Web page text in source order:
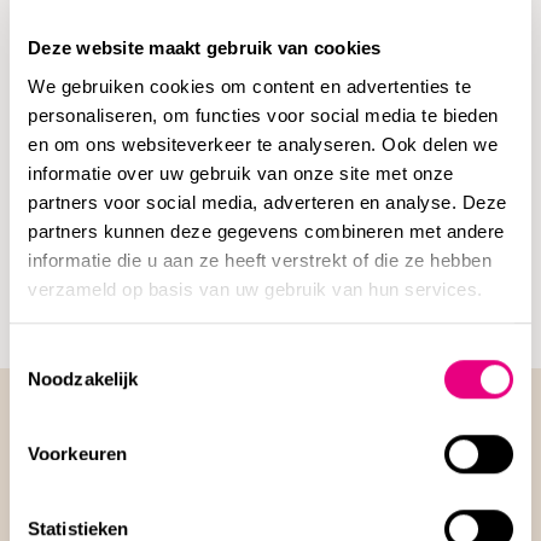
Deze website maakt gebruik van cookies
We gebruiken cookies om content en advertenties te
personaliseren, om functies voor social media te bieden
en om ons websiteverkeer te analyseren. Ook delen we
informatie over uw gebruik van onze site met onze
partners voor social media, adverteren en analyse. Deze
partners kunnen deze gegevens combineren met andere
informatie die u aan ze heeft verstrekt of die ze hebben
verzameld op basis van uw gebruik van hun services.
Noodzakelijk
Voorkeuren
Statistieken
Daarmee ontstaat duidelijkheid voor de bewoners binnen
de wijk en wordt het collectieve geschil doorbroken.
Deze zaak laat zien dat tijdig strategisch adviseren,
gecombineerd met het durven nemen van een principiële
stap via een proefprocedure, kan leiden tot een structurele
oplossing binnen de wijk.